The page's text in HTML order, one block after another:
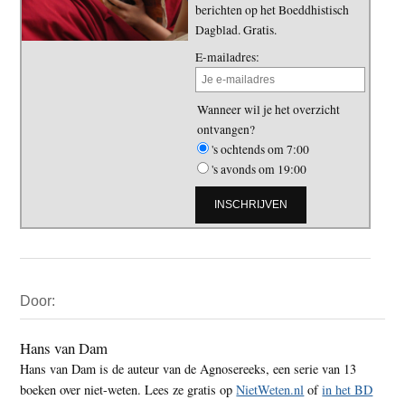
berichten op het Boeddhistisch
Dagblad. Gratis.
E-mailadres:
Wanneer wil je het overzicht
ontvangen?
's ochtends om 7:00
's avonds om 19:00
Sidebar
Door:
Hans van Dam
Hans van Dam is de auteur van de Agnosereeks, een serie van 13
boeken over niet-weten. Lees ze gratis opNietWeten.nl ofin het BD